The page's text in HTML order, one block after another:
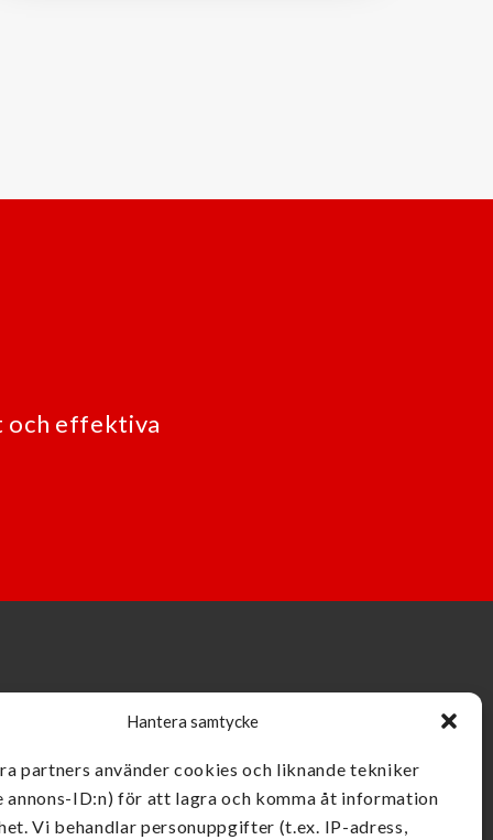
Hantera samtycke
partners använder cookies och liknande tekniker
annons-ID:n) för att lagra och komma åt information
Vi behandlar personuppgifter (t.ex. IP-adress,
och effektiva